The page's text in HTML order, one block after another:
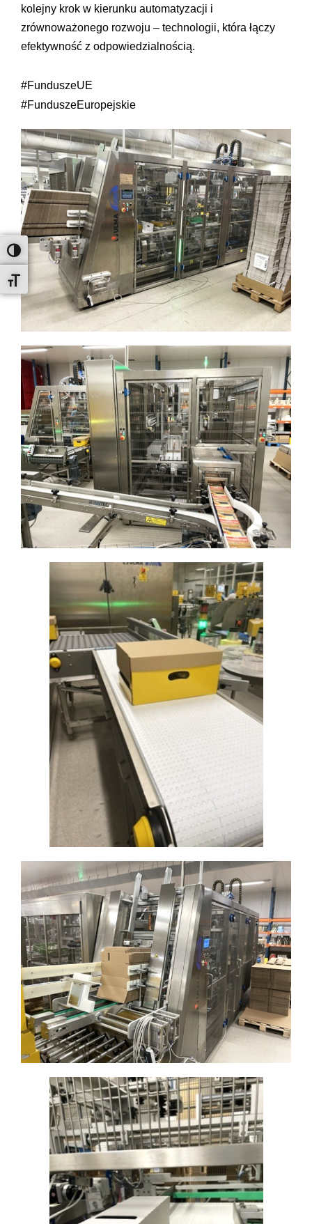
Toggle High Contrast
Toggle Font size
kolejny krok w kierunku automatyzacji i
zrównoważonego rozwoju – technologii, która łączy
efektywność z odpowiedzialnością.
#FunduszeUE
#FunduszeEuropejskie